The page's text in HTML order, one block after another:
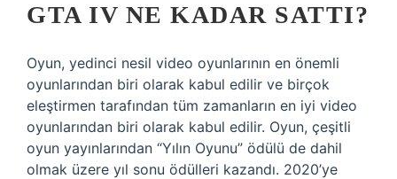
GTA IV NE KADAR SATTI?
Oyun, yedinci nesil video oyunlarının en önemli
oyunlarından biri olarak kabul edilir ve birçok
eleştirmen tarafından tüm zamanların en iyi video
oyunlarından biri olarak kabul edilir. Oyun, çeşitli
oyun yayınlarından “Yılın Oyunu” ödülü de dahil
olmak üzere yıl sonu ödülleri kazandı. 2020’ye